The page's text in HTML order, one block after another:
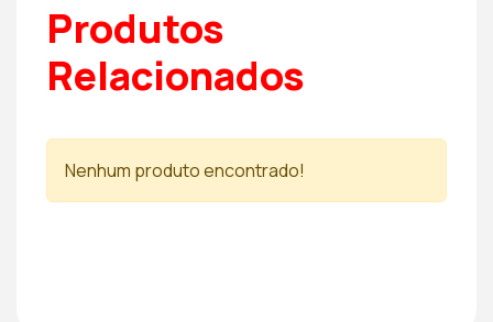
Produtos
Relacionados
Nenhum produto encontrado!